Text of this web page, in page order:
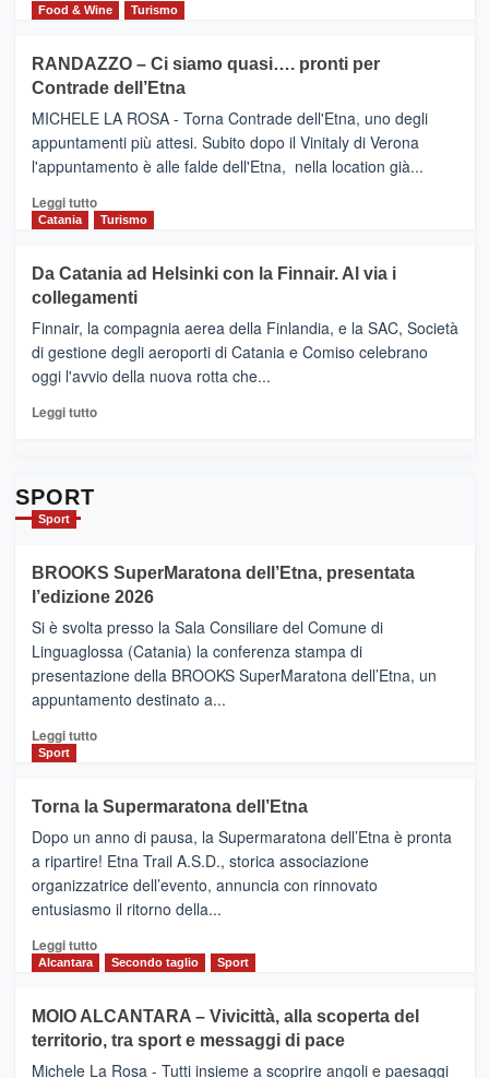
classifica
FOUR
IL
NUOVO
SUMMER
CLUB
di
VIAGRANDE
(Ct)
–
Benanti
presenta
“Vino
&
Cultura
tappe
dell’enoturismo
Food & Wine Turismo
RANDAZZO – Ci siamo quasi…. pronti per
Contrade dell’Etna
MICHELE LA ROSA - Torna Contrade dell'Etna, uno degli
appuntamenti più attesi. Subito dopo il Vinitaly di Verona
l'appuntamento è alle falde dell'Etna, nella location già...
Leggi tuttoLeggi
di
RANDAZZO
–
Ci
siamo
quasi….
pronti
per
Catania Turismo
Da Catania ad Helsinki con la Finnair. Al via i
collegamenti
Finnair, la compagnia aerea della Finlandia, e la SAC, Società
di gestione degli aeroporti di Catania e Comiso celebrano
oggi l'avvio della nuova rotta che...
Leggi tuttoLeggi
con
la
Al
via
i
collegamenti
SPORT
Sport
BROOKS SuperMaratona dell’Etna, presentata
l’edizione 2026
Si è svolta presso la Sala Consiliare del Comune di
Linguaglossa (Catania) la conferenza stampa di
presentazione della BROOKS SuperMaratona dell’Etna, un
appuntamento destinato a...
Leggi tuttoLeggi
BROOKS
SuperMaratona
dell’Etna,
presentata
l’edizione
2026
Sport
Torna la Supermaratona dell’Etna
Dopo un anno di pausa, la Supermaratona dell’Etna è pronta
a ripartire! Etna Trail A.S.D., storica associazione
organizzatrice dell’evento, annuncia con rinnovato
entusiasmo il ritorno della...
Leggi tuttoLeggi
Torna
la
Supermaratona
Alcantara Secondo taglio Sport
MOIO ALCANTARA – Vivicittà, alla scoperta del
territorio, tra sport e messaggi di pace
Michele La Rosa - Tutti insieme a scoprire angoli e paesaggi